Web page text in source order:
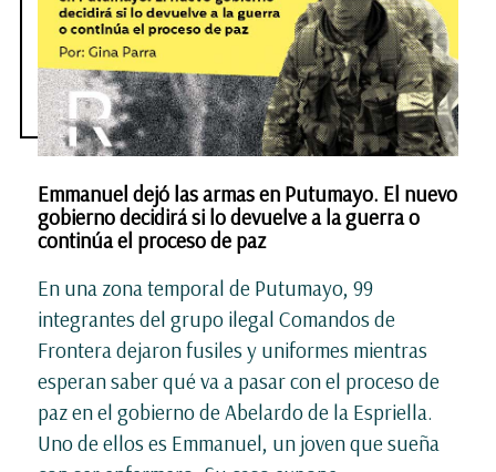
Emmanuel dejó las armas en Putumayo. El nuevo
gobierno decidirá si lo devuelve a la guerra o
continúa el proceso de paz
En una zona temporal de Putumayo, 99
integrantes del grupo ilegal Comandos de
Frontera dejaron fusiles y uniformes mientras
esperan saber qué va a pasar con el proceso de
paz en el gobierno de Abelardo de la Espriella.
Uno de ellos es Emmanuel, un joven que sueña